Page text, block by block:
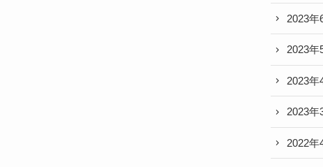
2023年
2023年
2023年
2023年
2022年